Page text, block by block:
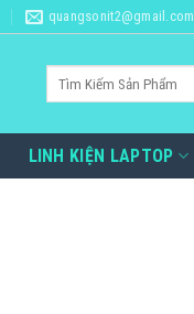
quangsonit2@gmail.com
LINH KIỆN LAPTOP